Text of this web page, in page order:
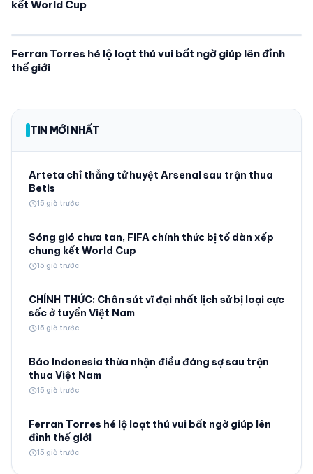
kết World Cup
Ferran Torres hé lộ loạt thú vui bất ngờ giúp lên đỉnh
thế giới
TIN MỚI NHẤT
Arteta chỉ thẳng tử huyệt Arsenal sau trận thua
Betis
schedule15 giờ trước
Sóng gió chưa tan, FIFA chính thức bị tố dàn xếp
chung kết World Cup
schedule15 giờ trước
CHÍNH THỨC: Chân sút vĩ đại nhất lịch sử bị loại cực
sốc ở tuyển Việt Nam
schedule15 giờ trước
Báo Indonesia thừa nhận điều đáng sợ sau trận
thua Việt Nam
schedule15 giờ trước
Ferran Torres hé lộ loạt thú vui bất ngờ giúp lên
đỉnh thế giới
schedule15 giờ trước